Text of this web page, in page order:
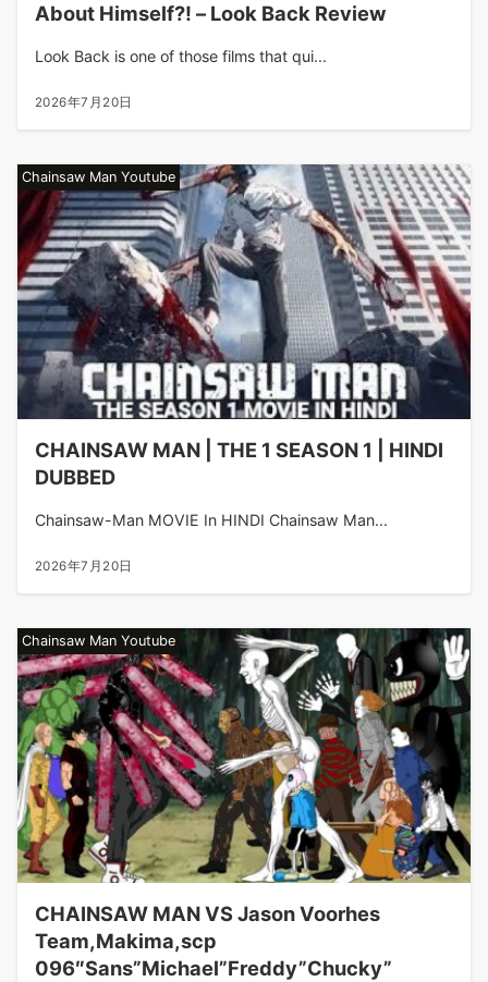
About Himself?! – Look Back Review
Look Back is one of those films that qui...
2026年7月20日
Chainsaw Man Youtube
CHAINSAW MAN | THE 1 SEASON 1 | HINDI
DUBBED
Chainsaw-Man MOVIE In HINDI Chainsaw Man...
2026年7月20日
Chainsaw Man Youtube
CHAINSAW MAN VS Jason Voorhes
Team,Makima,scp
096″Sans”Michael”Freddy”Chucky”